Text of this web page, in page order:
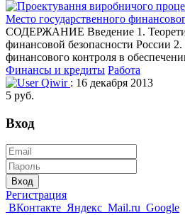
Место государственного
СОДЕРЖАНИЕ Введение 1.
финансовой безопасности России
финансового контроля в
Финансы и кредиты Работа
Qiwir : 16 декабря 2013
5 руб.
Вход
Вход
Регистрация
ВКонтакте Яндекс Mail.ru Google